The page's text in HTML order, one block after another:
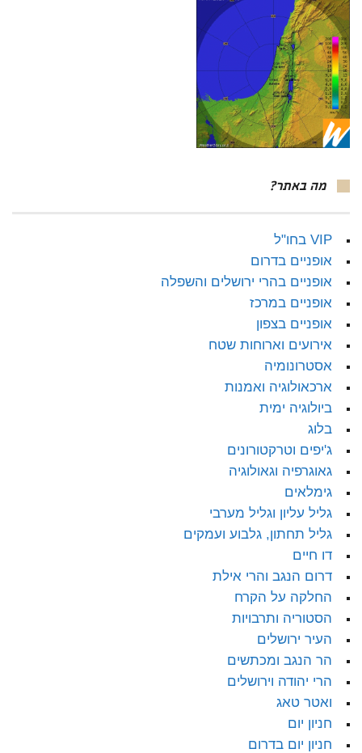
מה באתר?
VIP בחו"ל
אופניים בדרום
אופניים בהרי ירושלים והשפלה
אופניים במרכז
אופניים בצפון
אירועים וארוחות שטח
אסטרונומיה
ארכאולוגיה ואמנות
ביולוגיה ימית
בלוג
ג'יפים וטרקטורונים
גאוגרפיה וגאולוגיה
גימלאים
גליל עליון וגליל מערבי
גליל תחתון, גלבוע ועמקים
דו חיים
דרום הנגב והרי אילת
החלקה על הקרח
הסטוריה ותרבויות
העיר ירושלים
הר הנגב ומכתשים
הרי יהודה וירושלים
ואטר טאג
חניון יום
חניון יום בדרום